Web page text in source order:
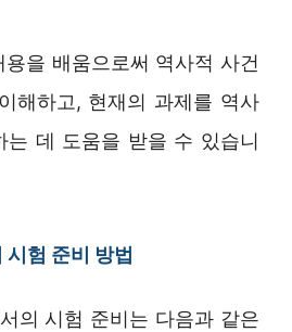
을 배움으로써 역사적 사건
해하고, 현재의 과제를 역사
는 데 도움을 받을 수 있습니
험 준비 방법
의 시험 준비는 다음과 같은